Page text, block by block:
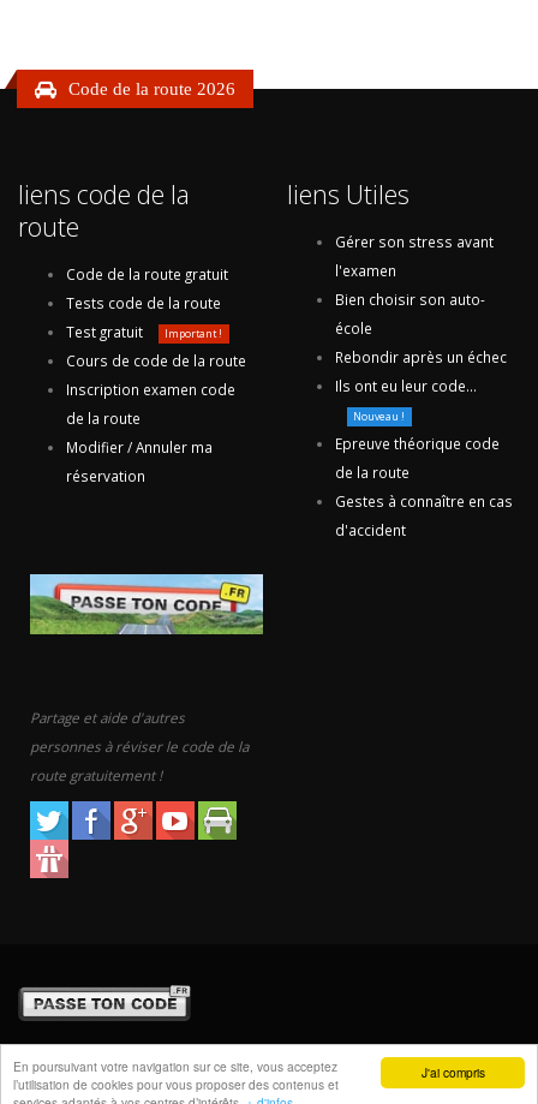
J'ai compris
En poursuivant votre navigation sur ce site, vous acceptez
l’utilisation de cookies pour vous proposer des contenus et
Code de la route 2026
liens code de la
route
Code de la route gratuit
Tests code de la route
Test gratuit
Important !
Cours de code de la route
Inscription examen code
de la route
Modifier / Annuler ma
réservation
liens Utiles
Gérer son stress avant
l'examen
Bien choisir son auto-
école
Rebondir après un échec
Ils ont eu leur code...
Nouveau !
Epreuve théorique code
de la route
Gestes à connaître en cas
d'accident
Partage et aide d'autres
personnes à réviser le code de la
route gratuitement !
FAQ